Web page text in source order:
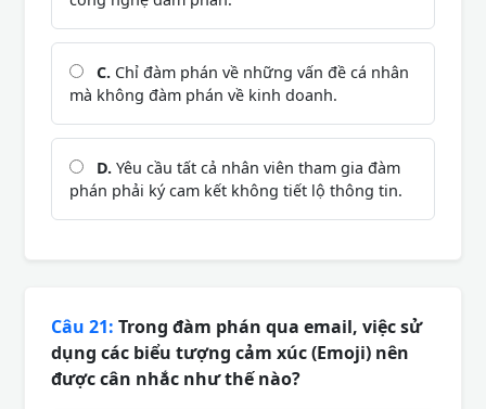
C. Chỉ đàm phán về những vấn đề cá nhân
mà không đàm phán về kinh doanh.
D. Yêu cầu tất cả nhân viên tham gia đàm
phán phải ký cam kết không tiết lộ thông tin.
Câu 21: Trong đàm phán qua email, việc sử
dụng các biểu tượng cảm xúc (Emoji) nên
được cân nhắc như thế nào?